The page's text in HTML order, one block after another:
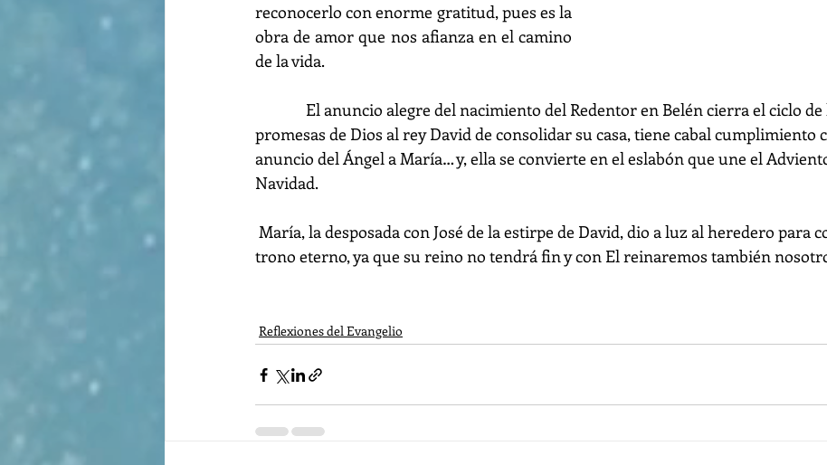
reconocerlo con enorme gratitud, pues es la
obra de amor que nos afianza en el camino
de la vida.
El anuncio alegre del nacimiento del Redentor en Belén cierra el ciclo de
promesas de Dios al rey David de consolidar su casa, tiene cabal cumplimiento
anuncio del Ángel a María… y, ella se convierte en el eslabón que une el
Navidad.
María, la desposada con José de la estirpe de David, dio a luz al heredero para
trono eterno, ya que su reino no tendrá fin y con El reinaremos también
Reflexiones del Evangelio